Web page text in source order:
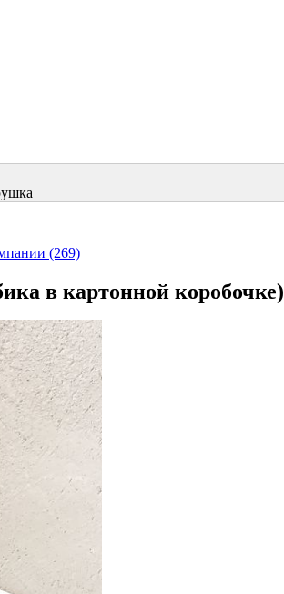
(269)
в картонной коробочке)